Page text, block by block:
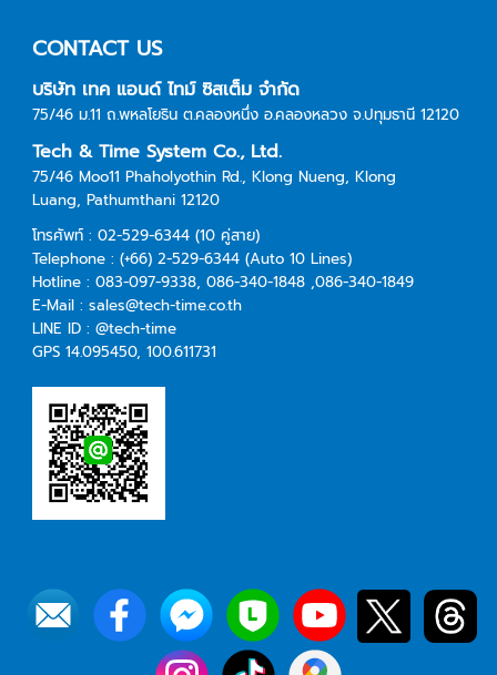
CONTACT US
บริษัท เทค แอนด์ ไทม์ ซิสเต็ม จำกัด
75/46 ม.11 ถ.พหลโยธิน ต.คลองหนึ่ง อ.คลองหลวง จ.ปทุมธานี 12120
Tech & Time System Co., Ltd.
75/46 Moo11 Phaholyothin Rd., Klong Nueng, Klong
Luang, Pathumthani 12120
โทรศัพท์ : 02-529-6344 (10 คู่สาย)
Telephone : (+66) 2-529-6344 (Auto 10 Lines)
Hotline : 083-097-9338, 086-340-1848 ,086-340-1849
E-Mail : sales@tech-time.co.th
LINE ID : @tech-time
GPS 14.095450, 100.611731